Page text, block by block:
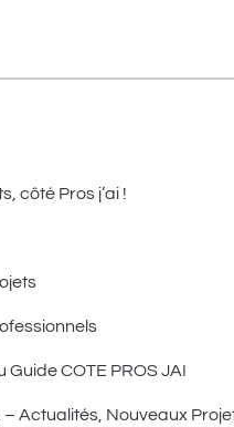
côté Pros j’ai !
Guide COTE PROS JAI
– Actualités, Nouveaux